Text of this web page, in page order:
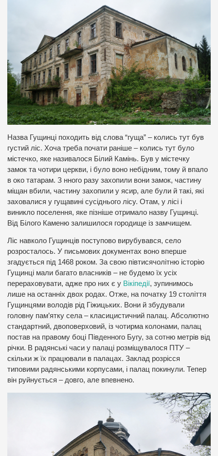
Назва Гущинці походить від слова “гуща” – колись тут був
густий ліс. Хоча треба почати раніше – колись тут було
містечко, яке називалося Білий Камінь. Був у містечку
замок та чотири церкви, і було воно небідним, тому й впало
в око татарам. З нного разу захопили вони замок, частину
міщан вбили, частину захопили у ясир, але були й такі, які
заховалися у гущавині сусіднього лісу. Отам, у лісі і
виникло поселення, яке пізніше отримало назву Гущинці.
Від Білого Каменю залишилося городище із замчищем.
Ліс навколо Гущинців поступово вирубувався, село
розросталось. У письмових документах воно вперше
згадується під 1468 роком. За свою півтисячолітню історію
Гущинці мали багато власників – не будемо їх усіх
перераховувати, адже про них є у Вікіпедії, зупинимось
лише на останніх двох родах. Отже, на початку 19 століття
Гущинцями володів рід Гіжицьких. Вони й збудували
головну пам’ятку села – класицистичний палац. Абсолютно
стандартний, двоповерховий, із чотирма колонами, палац
постав на правому боці Південного Бугу, за сотню метрів від
річки. В радянські часи у палаці розміщувалося ПТУ –
скільки ж їх працювали в палацах. Заклад розрісся
типовими радянськими корпусами, і палац покинули. Тепер
він руйнується – довго, але впевнено.